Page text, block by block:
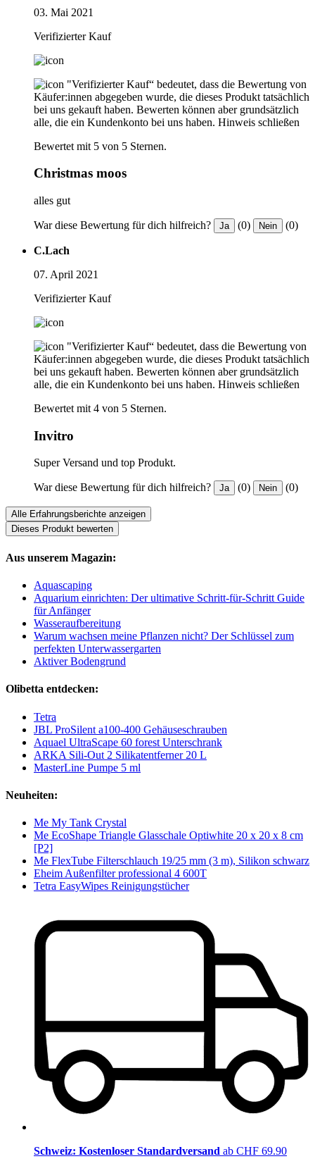
03. Mai 2021
Verifizierter Kauf
"Verifizierter Kauf“ bedeutet, dass die Bewertung von
Käufer:innen abgegeben wurde, die dieses Produkt tatsächlich
bei uns gekauft haben. Bewerten können aber grundsätzlich
alle, die ein Kundenkonto bei uns haben. Hinweis schließen
Bewertet mit 5 von 5 Sternen.
Christmas moos
alles gut
War diese Bewertung für dich hilfreich? Ja (0) Nein (0)
C.Lach
07. April 2021
Verifizierter Kauf
"Verifizierter Kauf“ bedeutet, dass die Bewertung von
Käufer:innen abgegeben wurde, die dieses Produkt tatsächlich
bei uns gekauft haben. Bewerten können aber grundsätzlich
alle, die ein Kundenkonto bei uns haben. Hinweis schließen
Bewertet mit 4 von 5 Sternen.
Invitro
Super Versand und top Produkt.
War diese Bewertung für dich hilfreich? Ja (0) Nein (0)
Alle Erfahrungsberichte anzeigen
Dieses Produkt bewerten
Aus unserem Magazin:
Aquascaping
Aquarium einrichten: Der ultimative Schritt-für-Schritt Guide
für Anfänger
Wasseraufbereitung
Warum wachsen meine Pflanzen nicht? Der Schlüssel zum
perfekten Unterwassergarten
Aktiver Bodengrund
Olibetta entdecken:
Tetra
JBL ProSilent a100-400 Gehäuseschrauben
Aquael UltraScape 60 forest Unterschrank
ARKA Sili-Out 2 Silikatentferner 20 L
MasterLine Pumpe 5 ml
Neuheiten:
Me My Tank Crystal
Me EcoShape Triangle Glasschale Optiwhite 20 x 20 x 8 cm
[P2]
Me FlexTube Filterschlauch 19/25 mm (3 m), Silikon schwarz
Eheim Außenfilter professional 4 600T
Tetra EasyWipes Reinigungstücher
Schweiz: Kostenloser Standardversand ab CHF 69.90